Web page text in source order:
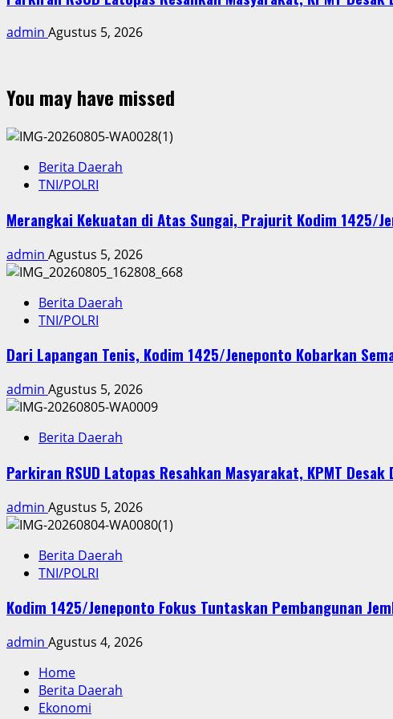
admin Agustus 5, 2026
You may have missed
Berita Daerah
TNI/POLRI
Merangkai Kekuatan di Atas Sungai, Prajurit Kodim 1425/
admin Agustus 5, 2026
Berita Daerah
TNI/POLRI
Dari Lapangan Tenis, Kodim 1425/Jeneponto Kobarkan
admin Agustus 5, 2026
Berita Daerah
Parkiran RSUD Latopas Resahkan Masyarakat, KPMT
admin Agustus 5, 2026
Berita Daerah
TNI/POLRI
Kodim 1425/Jeneponto Fokus Tuntaskan Pembangunan
admin Agustus 4, 2026
Home
Berita Daerah
Ekonomi